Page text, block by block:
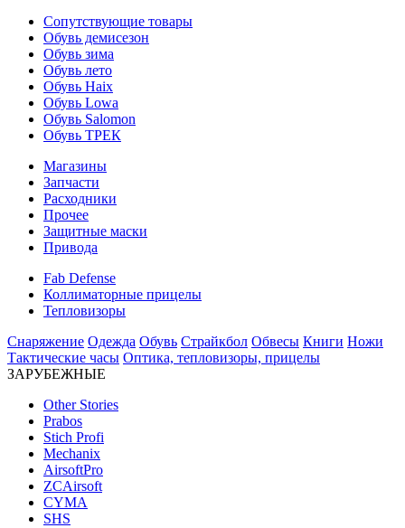
Сопутствующие товары
Обувь демисезон
Обувь зима
Обувь лето
Обувь Haix
Обувь Lowa
Обувь Salomon
Обувь ТРЕК
Магазины
Запчасти
Расходники
Прочее
Защитные маски
Привода
Fab Defense
Коллиматорные прицелы
Тепловизоры
Снаряжение Одежда Обувь Страйкбол Обвесы Книги Ножи
Тактические часы Оптика, тепловизоры, прицелы
ЗАРУБЕЖНЫЕ
Other Stories
Prabos
Stich Profi
Mechanix
AirsoftPro
ZCAirsoft
CYMA
SHS